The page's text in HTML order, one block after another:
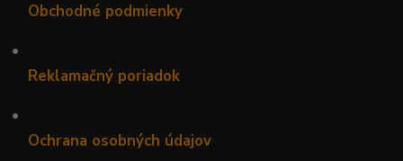
Obchodné podmienky
•
Reklamačný poriadok
•
Ochrana osobných údajov